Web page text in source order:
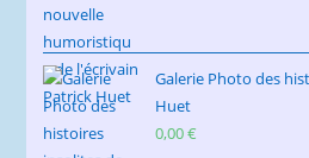
Galerie Photo des
Huet
0,00€